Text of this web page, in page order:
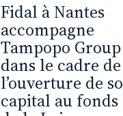
Fidal à Nantes
accompagne
Tampopo Group
dans le cadre de
l’ouverture de
capital au fonds